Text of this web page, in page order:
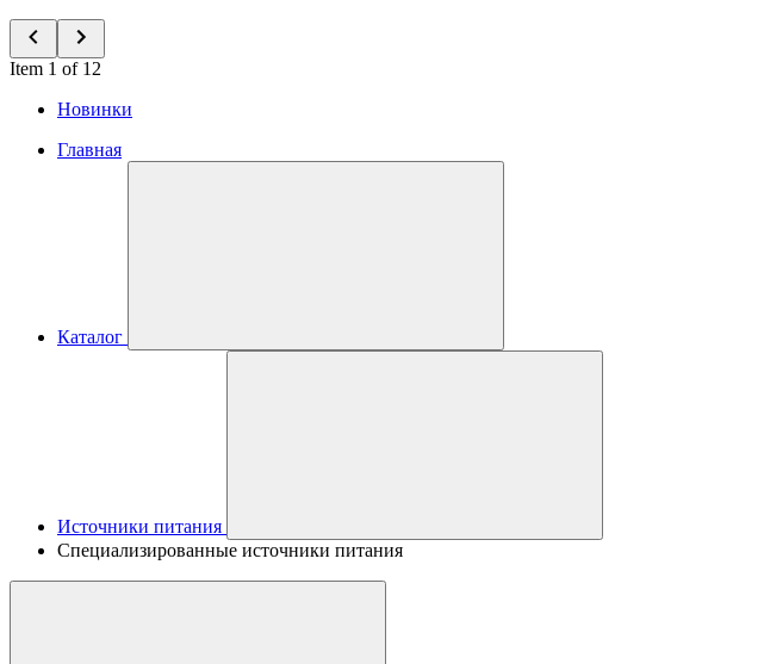
Item 1 of 12
Новинки
Главная
Каталог
Источники питания
Специализированные источники питания